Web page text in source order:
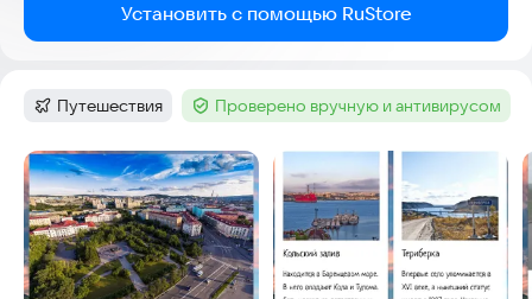
Установить с помощью RuStore
Категория:
Путешествия Тег :Проверено вручную и антивирусом
Скриншоты